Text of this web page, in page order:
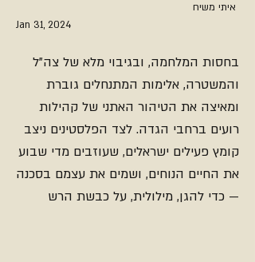
איתי משיח
Jan 31, 2024
בחסות המלחמה, ובגיבוי מלא של צה"ל
והמשטרה, אלימות המתנחלים גוברת
ומאיצה את הטיהור האתני של קהילות
רועים ברחבי הגדה. לצד הפלסטינים ניצב
קומץ פעילים ישראלים, שעוזבים מדי שבוע
את החיים הנוחים, ושמים את עצמם בסכנה
— כדי להגן, מילולית, על כבשת הרש